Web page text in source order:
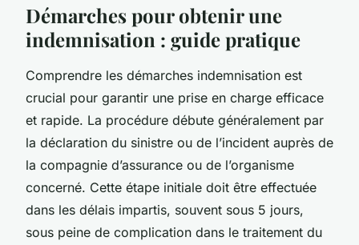
Démarches pour obtenir une
indemnisation : guide pratique
Comprendre les démarches indemnisation est
crucial pour garantir une prise en charge efficace
et rapide. La procédure débute généralement par
la déclaration du sinistre ou de l’incident auprès de
la compagnie d’assurance ou de l’organisme
concerné. Cette étape initiale doit être effectuée
dans les délais impartis, souvent sous 5 jours,
sous peine de complication dans le traitement du